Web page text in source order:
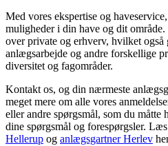
Med vores ekspertise og
muligheder i din have og dit
over private og erhverv, hvilket
anlægsarbejde og andre forskellige
diversitet og fagområder.
Kontakt os, og din nærmeste
meget mere om alle vores
eller andre spørgsmål, som du måtte
dine spørgsmål og forespørgsler.
Hellerup og anlægsgartner Herlev